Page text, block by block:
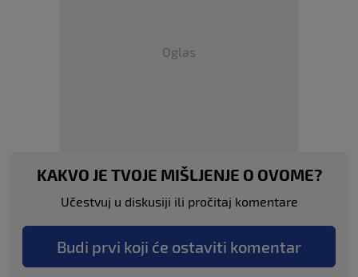
Oglas
KAKVO JE TVOJE MIŠLJENJE O OVOME?
Učestvuj u diskusiji ili pročitaj komentare
Budi prvi koji će ostaviti komentar